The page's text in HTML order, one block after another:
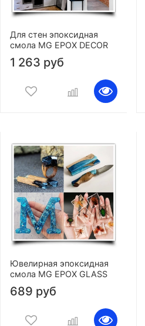
Для стен эпоксидная
смола MG EPOX DECOR
1 263 руб
Ювелирная эпоксидная
смола MG EPOX GLASS
689 руб